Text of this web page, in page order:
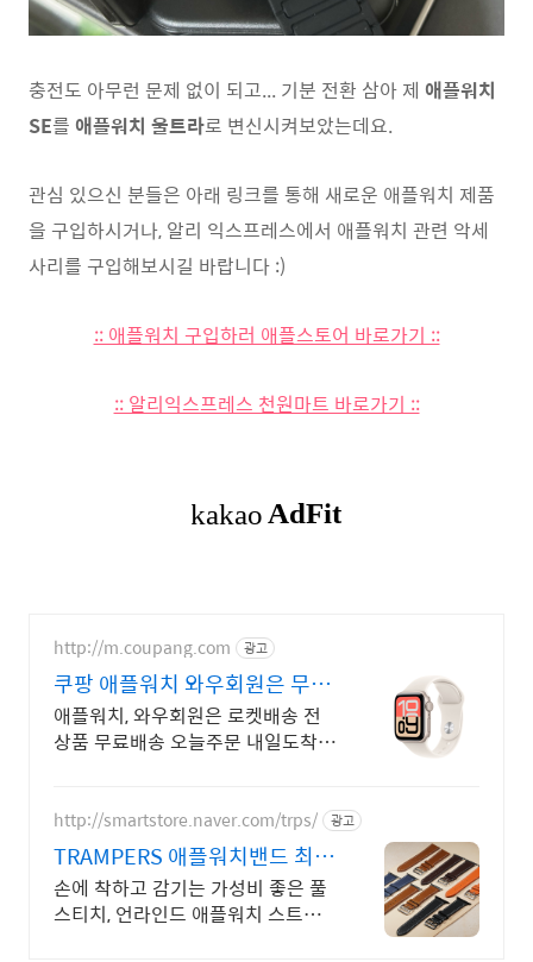
충전도 아무런 문제 없이 되고... 기분 전환 삼아 제 애플워치
SE를 애플워치 울트라로 변신시켜보았는데요.
관심 있으신 분들은 아래 링크를 통해 새로운 애플워치 제품
을 구입하시거나, 알리 익스프레스에서 애플워치 관련 악세
사리를 구입해보시길 바랍니다 :)
:: 애플워치 구입하러 애플스토어 바로가기 ::
:: 알리익스프레스 천원마트 바로가기 ::
http://m.coupang.com 광고
쿠팡 애플워치 와우회원은 무제
한 무료 배송
애플워치, 와우회원은 로켓배송 전
상품 무료배송 오늘주문 내일도착!
http://smartstore.naver.com/trps/ 광고
TRAMPERS 애플워치밴드 최상
급스트랩10%이상 할인중
손에 착하고 감기는 가성비 좋은 풀
스티치, 언라인드 애플워치 스트랩